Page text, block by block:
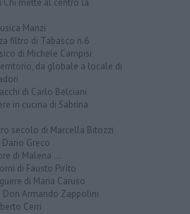
Chi mette al centro la
Manzi
filtro di Tabasco n.6
di Michele Campisi
da globale a locale di
di Carlo Belciani
in cucina di Sabrina
secolo di Marcella Bitozzi
Dario Greco
di Malena ...
di Fausto Pirìto
di Maria Caruso
Don Armando Zappolini
Cerri